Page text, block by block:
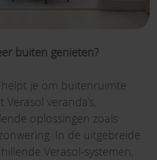
buiten genieten?
helpt je om buitenruimte
veranda’s,
oplossingen zoals
In de uitgebreide
Verasol-systemen,